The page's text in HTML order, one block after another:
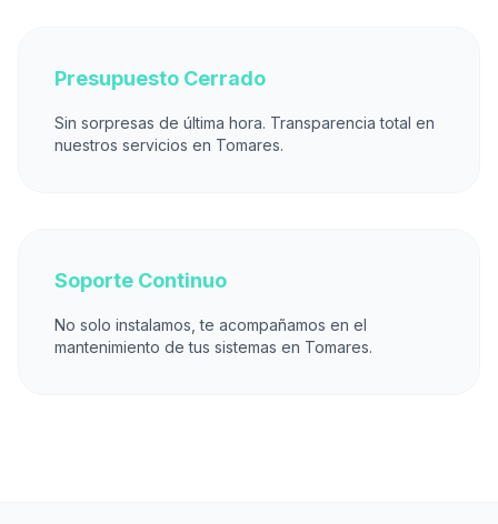
Presupuesto Cerrado
Sin sorpresas de última hora. Transparencia total en
nuestros servicios en Tomares.
Soporte Continuo
No solo instalamos, te acompañamos en el
mantenimiento de tus sistemas en Tomares.